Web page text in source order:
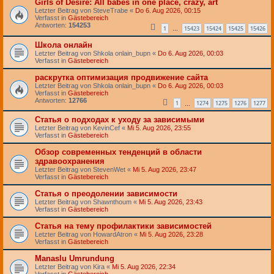
Girls of Desire: All babes in one place, crazy, art
Letzter Beitrag von SteveTrabe « Do 6. Aug 2026, 00:15
Verfasst in Gästebereich
Antworten: 154253 1 … 15423 15424 15425 15426
Школа онлайн
Letzter Beitrag von Shkola onlain_bupn « Do 6. Aug 2026, 00:03
Verfasst in Gästebereich
раскрутка оптимизация продвижение сайта
Letzter Beitrag von Shkola onlain_bupn « Do 6. Aug 2026, 00:03
Verfasst in Gästebereich
Antworten: 12766 1 1274 1275 1276 1277
Статья о подходах к уходу за зависимыми
Letzter Beitrag von KevinCef « Mi 5. Aug 2026, 23:55
Verfasst in Gästebereich
Обзор современных тенденций в области
здравоохранения
Letzter Beitrag von StevenWet « Mi 5. Aug 2026, 23:47
Verfasst in Gästebereich
Статья о преодолении зависимости
Letzter Beitrag von Shawnthoum « Mi 5. Aug 2026, 23:43
Verfasst in Gästebereich
Статья на тему профилактики зависимостей
Letzter Beitrag von HowardAtron « Mi 5. Aug 2026, 23:28
Verfasst in Gästebereich
Manaslu Umrundung
Letzter Beitrag von Kira « Mi 5. Aug 2026, 22:34